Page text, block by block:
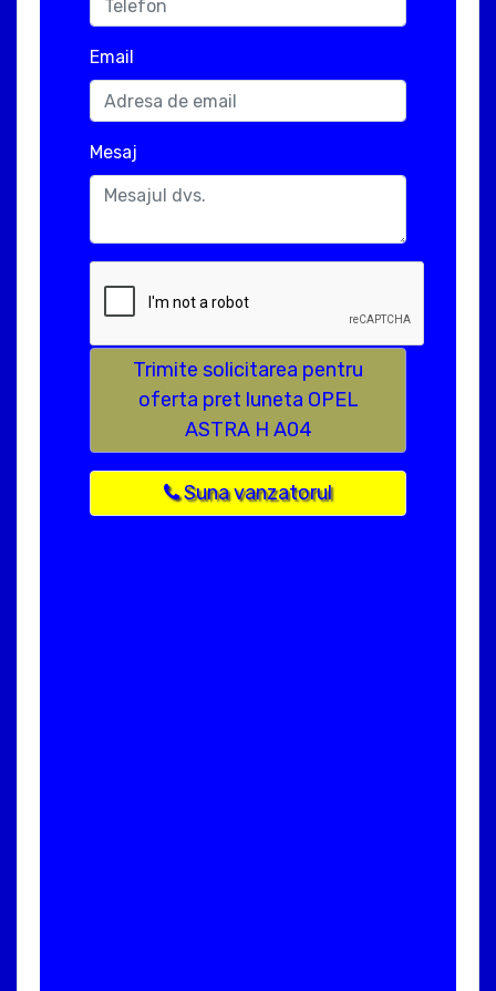
Email
Mesaj
Trimite solicitarea pentru
oferta pret luneta OPEL
ASTRA H A04
Suna vanzatorul